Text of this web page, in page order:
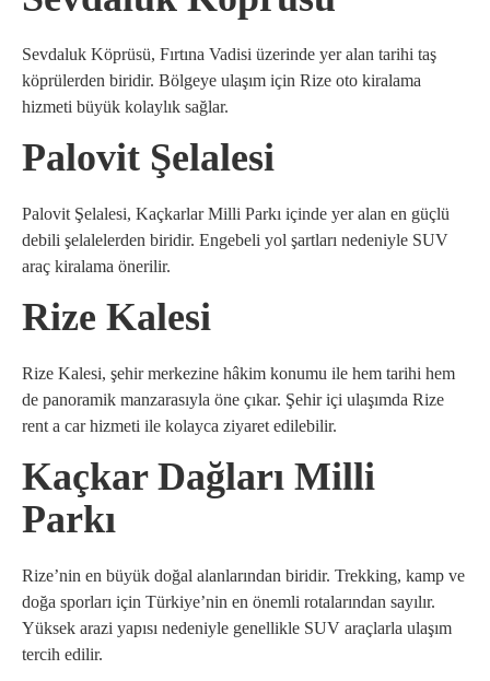
Sevdaluk Köprüsü, Fırtına Vadisi üzerinde yer alan tarihi taş
köprülerden biridir. Bölgeye ulaşım için Rize oto kiralama
hizmeti büyük kolaylık sağlar.
Palovit Şelalesi
Palovit Şelalesi, Kaçkarlar Milli Parkı içinde yer alan en güçlü
debili şelalelerden biridir. Engebeli yol şartları nedeniyle SUV
araç kiralama önerilir.
Rize Kalesi
Rize Kalesi, şehir merkezine hâkim konumu ile hem tarihi hem
de panoramik manzarasıyla öne çıkar. Şehir içi ulaşımda Rize
rent a car hizmeti ile kolayca ziyaret edilebilir.
Kaçkar Dağları Milli
Parkı
Rize’nin en büyük doğal alanlarından biridir. Trekking, kamp ve
doğa sporları için Türkiye’nin en önemli rotalarından sayılır.
Yüksek arazi yapısı nedeniyle genellikle SUV araçlarla ulaşım
tercih edilir.